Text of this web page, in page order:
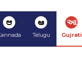
ಆ ఆ
Telugu
આ
Gujrati